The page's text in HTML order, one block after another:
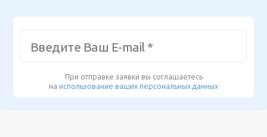
При отправке заявки вы соглашаетесь
на использование ваших персональных данных